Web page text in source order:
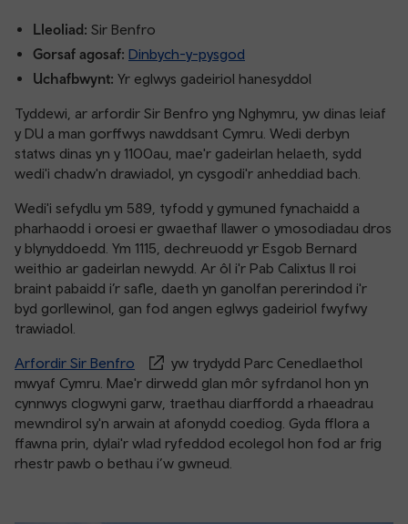
Lleoliad: Sir Benfro
Gorsaf agosaf: Dinbych-y-pysgod
Uchafbwynt: Yr eglwys gadeiriol hanesyddol
Tyddewi, ar arfordir Sir Benfro yng Nghymru, yw dinas leiaf
y DU a man gorffwys nawddsant Cymru. Wedi derbyn
statws dinas yn y 1100au, mae'r gadeirlan helaeth, sydd
wedi'i chadw'n drawiadol, yn cysgodi'r anheddiad bach.
Wedi'i sefydlu ym 589, tyfodd y gymuned fynachaidd a
pharhaodd i oroesi er gwaethaf llawer o ymosodiadau dros
y blynyddoedd. Ym 1115, dechreuodd yr Esgob Bernard
weithio ar gadeirlan newydd. Ar ôl i'r Pab Calixtus II roi
braint pabaidd i’r safle, daeth yn ganolfan pererindod i'r
byd gorllewinol, gan fod angen eglwys gadeiriol fwyfwy
trawiadol.
Arfordir Sir Benfro
yw trydydd Parc Cenedlaethol
mwyaf Cymru. Mae'r dirwedd glan môr syfrdanol hon yn
cynnwys clogwyni garw, traethau diarffordd a rhaeadrau
mewndirol sy'n arwain at afonydd coediog. Gyda fflora a
ffawna prin, dylai'r wlad ryfeddod ecolegol hon fod ar frig
rhestr pawb o bethau i’w gwneud.